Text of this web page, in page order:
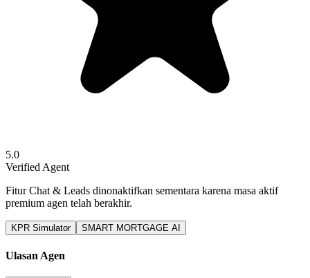
5.0
Verified Agent
Fitur Chat & Leads dinonaktifkan sementara karena masa aktif
premium agen telah berakhir.
KPR Simulator SMART MORTGAGE AI
Ulasan Agen